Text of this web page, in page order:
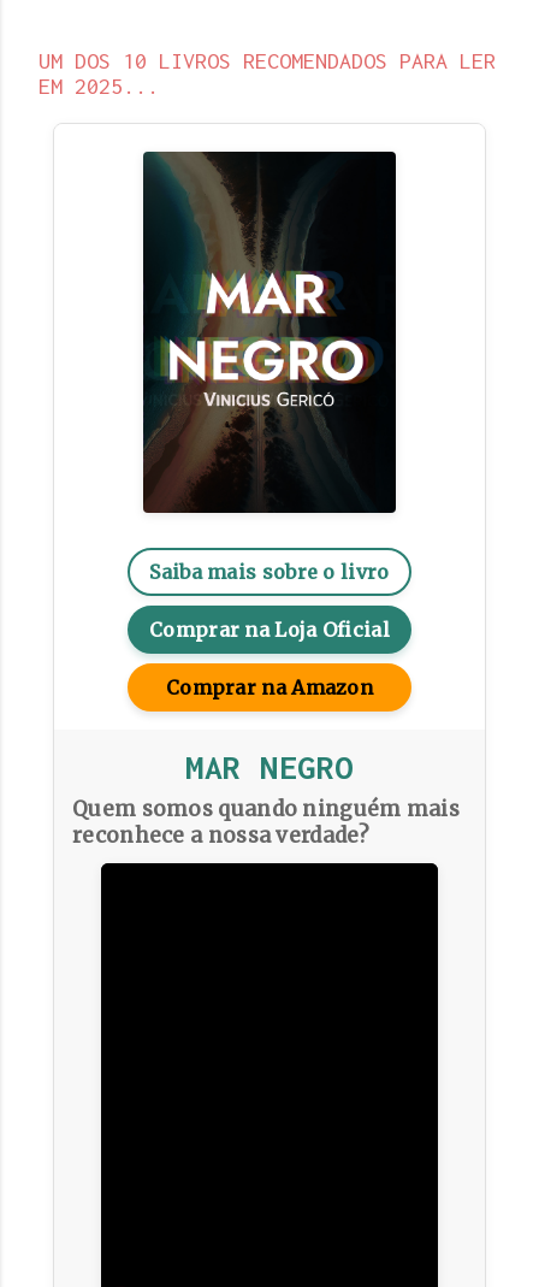
UM DOS 10 LIVROS RECOMENDADOS PARA LER
EM 2025...
Saiba mais sobre o livro
Comprar na Loja Oficial
Comprar na Amazon
MAR NEGRO
Quem somos quando ninguém mais
reconhece a nossa verdade?